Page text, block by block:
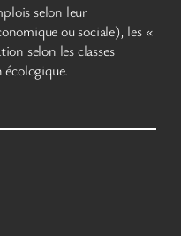
selon leur
ou sociale), les «
selon les classes